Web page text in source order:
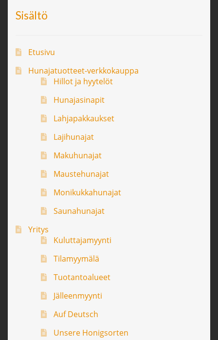
Sisältö
Etusivu
Hunajatuotteet-verkkokauppa
Hillot ja hyytelöt
Hunajasinapit
Lahjapakkaukset
Lajihunajat
Makuhunajat
Maustehunajat
Monikukkahunajat
Saunahunajat
Yritys
Kuluttajamyynti
Tilamyymälä
Tuotantoalueet
Jälleenmyynti
Auf Deutsch
Unsere Honigsorten